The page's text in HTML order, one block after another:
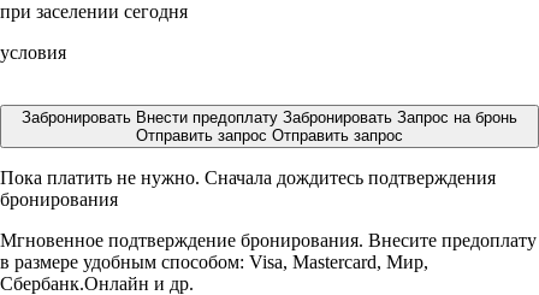
при заселении сегодня
условия
Забронировать Внести предоплату Забронировать Запрос на бронь
Отправить запрос Отправить запрос
Пока платить не нужно. Сначала дождитесь подтверждения
бронирования
Мгновенное подтверждение бронирования. Внесите предоплату
в размере удобным способом: Visa, Mastercard, Мир,
Сбербанк.Онлайн и др.